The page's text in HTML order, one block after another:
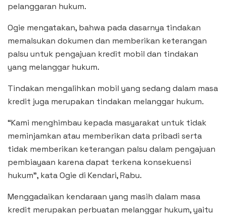
pelanggaran hukum.
Ogie mengatakan, bahwa pada dasarnya tindakan
memalsukan dokumen dan memberikan keterangan
palsu untuk pengajuan kredit mobil dan tindakan
yang melanggar hukum.
Tindakan mengalihkan mobil yang sedang dalam masa
kredit juga merupakan tindakan melanggar hukum.
“Kami menghimbau kepada masyarakat untuk tidak
meminjamkan atau memberikan data pribadi serta
tidak memberikan keterangan palsu dalam pengajuan
pembiayaan karena dapat terkena konsekuensi
hukum”, kata Ogie di Kendari, Rabu.
Menggadaikan kendaraan yang masih dalam masa
kredit merupakan perbuatan melanggar hukum, yaitu